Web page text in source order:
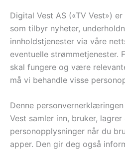
Digital Vest AS («TV Vest»)
som tilbyr nyheter,
innholdstjenester via våre
eventuelle strømmetjenester.
skal fungere og være
må vi behandle visse
Denne
Vest samler inn, bruker,
personopplysninger når du
apper. Den gir deg også